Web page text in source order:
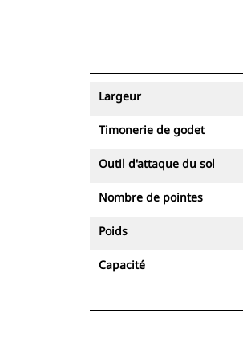
Largeur
Timonerie de godet
Outil d'attaque du sol
Nombre de pointes
Poids
Capacité